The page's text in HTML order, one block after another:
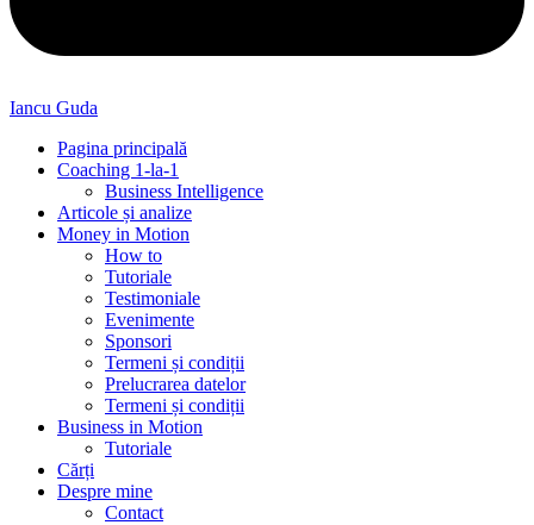
Iancu Guda
Pagina principală
Coaching 1-la-1
Business Intelligence
Articole și analize
Money in Motion
How to
Tutoriale
Testimoniale
Evenimente
Sponsori
Termeni și condiții
Prelucrarea datelor
Termeni și condiții
Business in Motion
Tutoriale
Cărți
Despre mine
Contact